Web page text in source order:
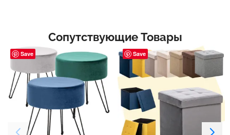
Сопутствующие Товары
Save Save